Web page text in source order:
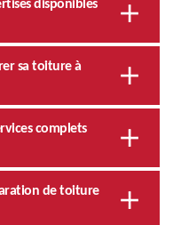
disponibles
sa toiture à
complets
de toiture